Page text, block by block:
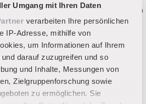
Umgang mit Ihren Daten
verarbeiten Ihre persönlichen
IP-Adresse, mithilfe von
um Informationen auf Ihrem
darauf zuzugreifen und so
und Inhalte, Messungen von
Zielgruppenforschung sowie
zu ermöglichen. Sie
Führen Sie die Maus über den
Farbpunkt, um die
Versandbereitschaft des
Artikels zu sehen.
(Fracht
ins